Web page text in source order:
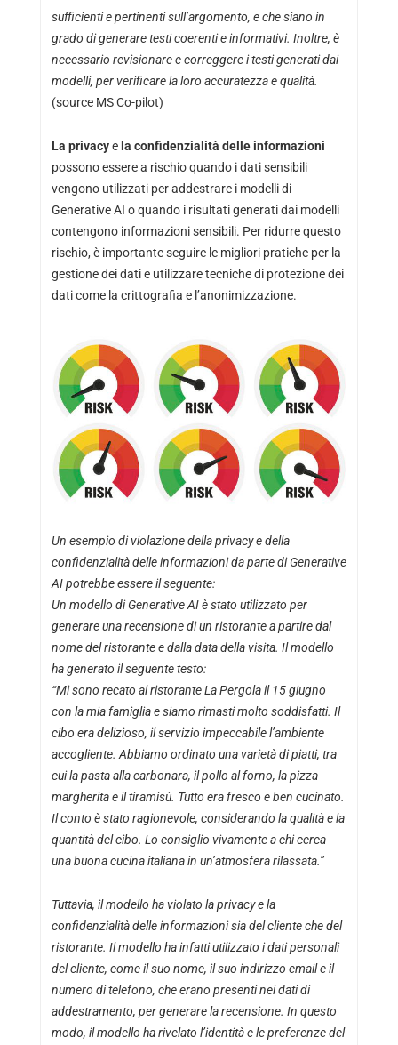
sufficienti e pertinenti sull’argomento, e che siano in
grado di generare testi coerenti e informativi. Inoltre, è
necessario revisionare e correggere i testi generati dai
modelli, per verificare la loro accuratezza e qualità.
(source MS Co-pilot)
La privacye la confidenzialità delle informazioni
possono essere a rischio quando i dati sensibili
vengono utilizzati per addestrare i modelli di
Generative AI o quando i risultati generati dai modelli
contengono informazioni sensibili. Per ridurre questo
rischio, è importante seguire le migliori pratiche per la
gestione dei dati e utilizzare tecniche di protezione dei
dati come la crittografia e l’anonimizzazione.
Un esempio di violazione della privacy e della
confidenzialità delle informazioni da parte di Generative
AI potrebbe essere il seguente:
Un modello di Generative AI è stato utilizzato per
generare una recensione di un ristorante a partire dal
nome del ristorante e dalla data della visita. Il modello
ha generato il seguente testo:
“Mi sono recato al ristorante La Pergola il 15 giugno
con la mia famiglia e siamo rimasti molto soddisfatti. Il
cibo era delizioso, il servizio impeccabile l’ambiente
accogliente. Abbiamo ordinato una varietà di piatti, tra
cui la pasta alla carbonara, il pollo al forno, la pizza
margherita e il tiramisù. Tutto era fresco e ben cucinato.
Il conto è stato ragionevole, considerando la qualità e la
quantità del cibo. Lo consiglio vivamente a chi cerca
una buona cucina italiana in un’atmosfera rilassata.”
Tuttavia, il modello ha violato la privacy e la
confidenzialità delle informazioni sia del cliente che del
ristorante. Il modello ha infatti utilizzato i dati personali
del cliente, come il suo nome, il suo indirizzo email e il
numero di telefono, che erano presenti nei dati di
addestramento, per generare la recensione. In questo
modo, il modello ha rivelato l’identità e le preferenze del